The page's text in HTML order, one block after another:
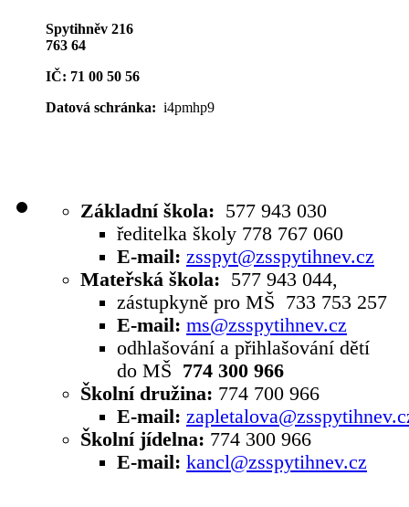
Spytihněv 216
763 64
IČ: 71 00 50 56
Datová schránka: i4pmhp9
Základní škola: 577 943 030
ředitelka školy 778 767 060
E-mail: zsspyt@zsspytihnev.cz
Mateřská škola: 577 943 044,
zástupkyně pro MŠ 733 753 257
E-mail: ms@zsspytihnev.cz
odhlašování a přihlašování dětí
do MŠ 774 300 966
Školní družina: 774 700 966
E-mail:
Školní jídelna: 774 300 966
E-mail: kancl@zsspytihnev.cz